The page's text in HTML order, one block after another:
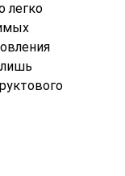
легко